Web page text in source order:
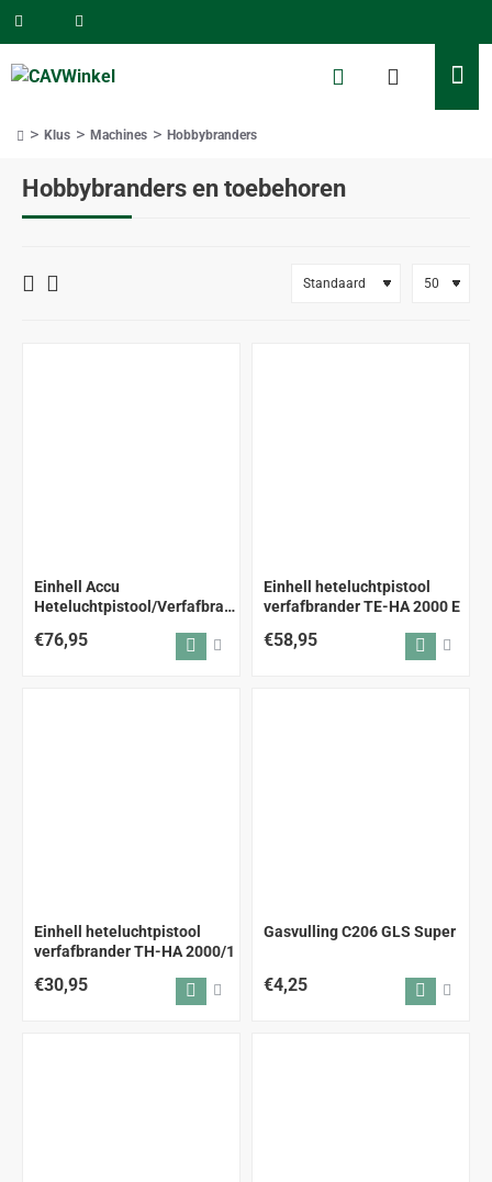
Hobbybranders en toebehoren
Klus Machines Hobbybranders
Einhell Accu
Heteluchtpistool/Verfafbrander
€76,95
Einhell heteluchtpistool
verfafbrander TE-HA 2000 E
€58,95
Einhell heteluchtpistool
verfafbrander TH-HA 2000/1
€30,95
Gasvulling C206 GLS Super
€4,25